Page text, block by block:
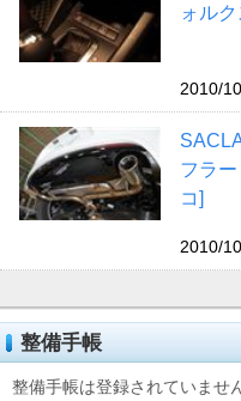
ォル
2010/
フラ
コ]
2010/
整備手帳
整備手帳は登録されていませ